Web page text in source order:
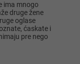
ima mnogo
druge žene
oglase
ćaskate i
pre nego